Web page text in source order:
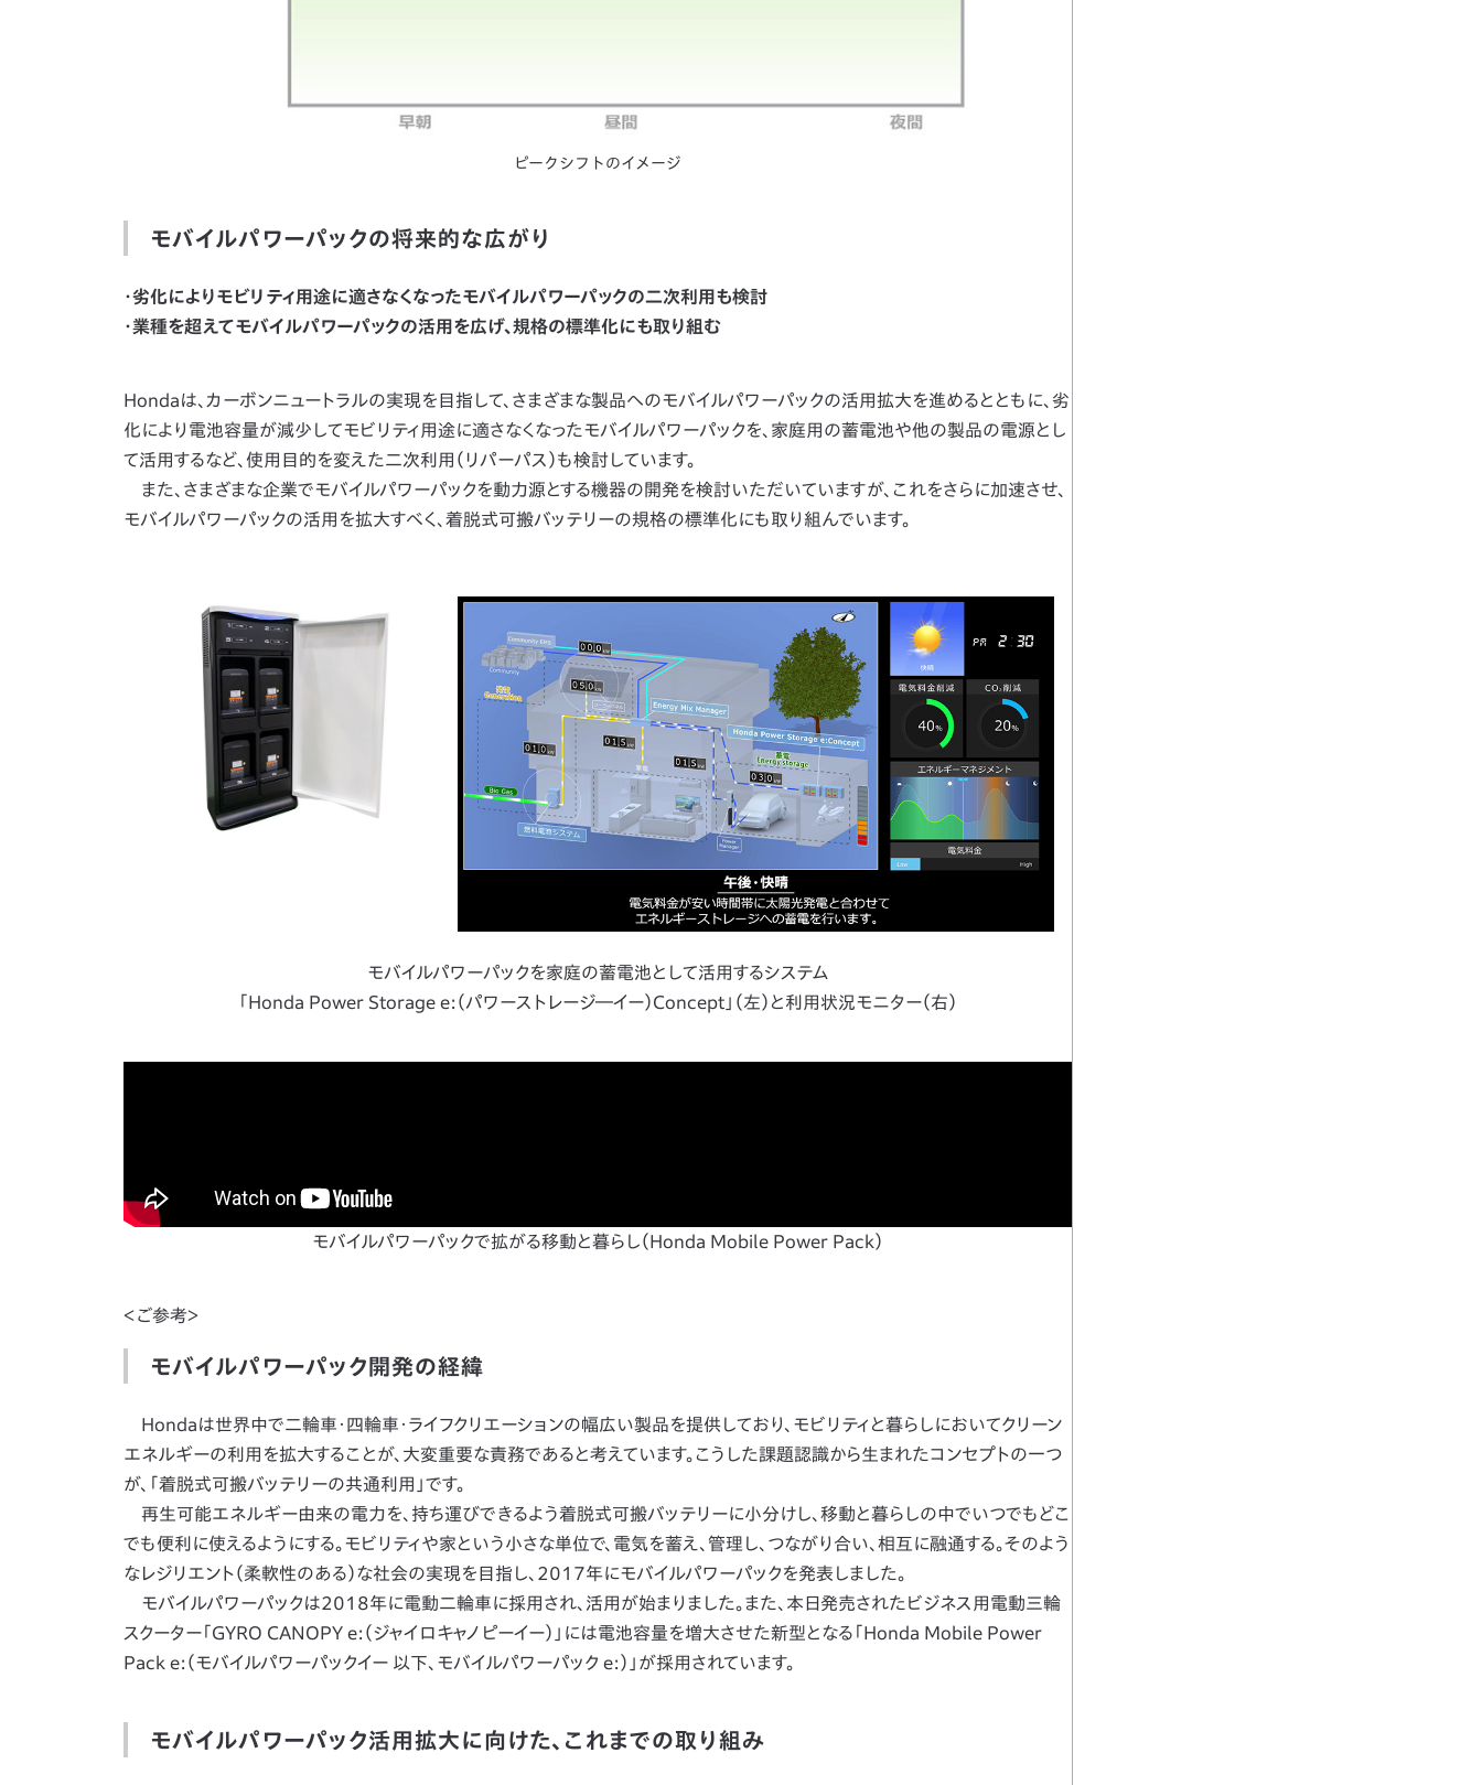
ピークシフトのイメージ
モバイルパワーパックの将来的な広がり
・劣化によりモビリティ用途に適さなくなったモバイルパワーパックの二次利用も検討
・業種を超えてモバイルパワーパックの活用を広げ、規格の標準化にも取り組む
Hondaは、カーボンニュートラルの実現を目指して、さまざまな製品へのモバイルパワーパックの活用拡大を進めるとともに、劣
化により電池容量が減少してモビリティ用途に適さなくなったモバイルパワーパックを、家庭用の蓄電池や他の製品の電源とし
て活用するなど、使用目的を変えた二次利用（リパーパス）も検討しています。
また、さまざまな企業でモバイルパワーパックを動力源とする機器の開発を検討いただいていますが、これをさらに加速させ、
モバイルパワーパックの活用を拡大すべく、着脱式可搬バッテリーの規格の標準化にも取り組んでいます。
モバイルパワーパックを家庭の蓄電池として活用するシステム
「Honda Power Storage e:（パワーストレージ―イー）Concept」（左）と利用状況モニター（右）
モバイルパワーパックで拡がる移動と暮らし（Honda Mobile Power Pack）
＜ご参考＞
モバイルパワーパック開発の経緯
Hondaは世界中で二輪車・四輪車・ライフクリエーションの幅広い製品を提供しており、モビリティと暮らしにおいてクリーン
エネルギーの利用を拡大することが、大変重要な責務であると考えています。こうした課題認識から生まれたコンセプトの一つ
が、「着脱式可搬バッテリーの共通利用」です。
再生可能エネルギー由来の電力を、持ち運びできるよう着脱式可搬バッテリーに小分けし、移動と暮らしの中でいつでもどこ
でも便利に使えるようにする。モビリティや家という小さな単位で、電気を蓄え、管理し、つながり合い、相互に融通する。そのよう
なレジリエント（柔軟性のある）な社会の実現を目指し、2017年にモバイルパワーパックを発表しました。
モバイルパワーパックは2018年に電動二輪車に採用され、活用が始まりました。また、本日発売されたビジネス用電動三輪
スクーター「GYRO CANOPY e:（ジャイロキャノピーイー）」には電池容量を増大させた新型となる「Honda Mobile Power
Pack e:（モバイルパワーパックイー 以下、モバイルパワーパック e:）」が採用されています。
モバイルパワーパック活用拡大に向けた、これまでの取り組み